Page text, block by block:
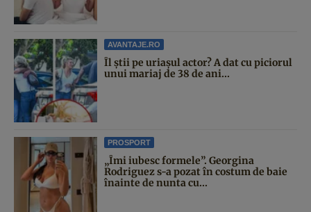
AVANTAJE.RO
Îl știi pe uriașul actor? A dat cu piciorul
unui mariaj de 38 de ani...
PROSPORT
„Îmi iubesc formele”. Georgina
Rodriguez s-a pozat în costum de baie
înainte de nunta cu...